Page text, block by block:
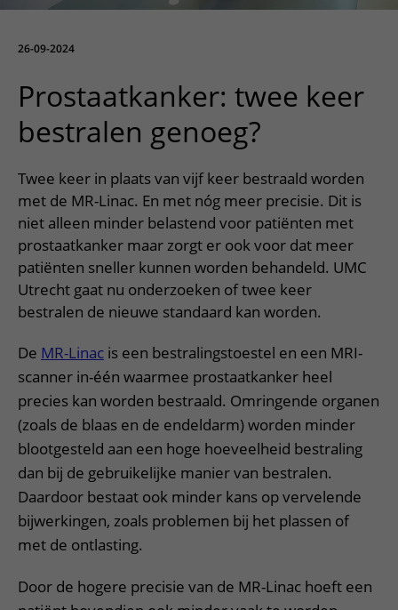
Onderzoeken en diagnostiek
Bloedprikken
Wachttijden
Wijzigen patiëntgegevens
Mijn UMC Utrecht patiëntportaal
Faciliteiten en voorzieningen
Bezoekregels
Parkeren
Wegwijs in het ziekenhuis
Contact met verpleegafdeling
Het Wilhelmina Kinderziekenhuis
Diagnostiek aanvragen
Zorgverlenersportaal
Onderwijs
Werken bij het UMC Utrecht
26-09-2024
Prostaatkanker: twee keer
bestralen genoeg?
Twee keer in plaats van vijf keer bestraald worden
met de MR-Linac. En met nóg meer precisie. Dit is
niet alleen minder belastend voor patiënten met
prostaatkanker maar zorgt er ook voor dat meer
patiënten sneller kunnen worden behandeld. UMC
Utrecht gaat nu onderzoeken of twee keer
bestralen de nieuwe standaard kan worden.
De MR-Linac is een bestralingstoestel en een MRI-
scanner in-één waarmee prostaatkanker heel
precies kan worden bestraald. Omringende organen
(zoals de blaas en de endeldarm) worden minder
blootgesteld aan een hoge hoeveelheid bestraling
dan bij de gebruikelijke manier van bestralen.
Daardoor bestaat ook minder kans op vervelende
bijwerkingen, zoals problemen bij het plassen of
met de ontlasting.
Door de hogere precisie van de MR-Linac hoeft een